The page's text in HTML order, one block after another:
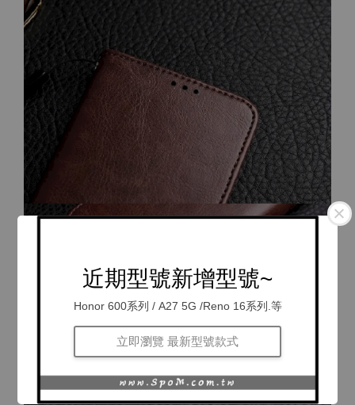
近期型號新增型號~
Honor 600系列 / A27 5G /Reno 16系列.等
立即瀏覽 最新型號款式